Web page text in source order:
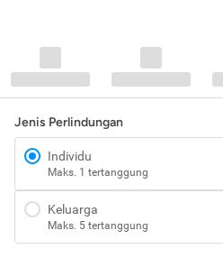
Jenis Perlindungan
Individu
Maks. 1 tertanggung
Keluarga
Maks. 5 tertanggung